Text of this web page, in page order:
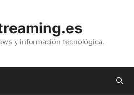
y información tecnológica.